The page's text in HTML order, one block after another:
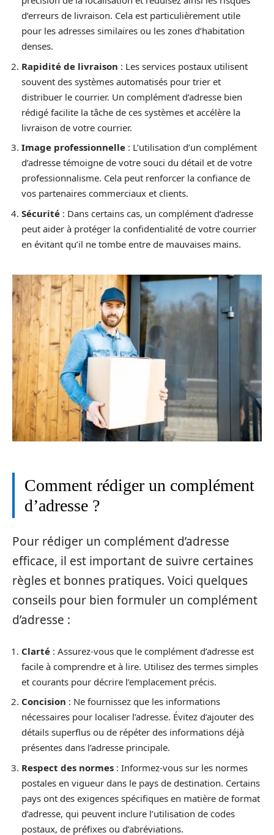
d’erreurs de livraison. Cela est particulièrement utile
pour les adresses similaires ou les zones d’habitation
denses.
Rapidité de livraison : Les services postaux utilisent
souvent des systèmes automatisés pour trier et
distribuer le courrier. Un complément d’adresse bien
rédigé facilite la tâche de ces systèmes et accélère la
livraison de votre courrier.
Image professionnelle : L’utilisation d’un complément
d’adresse témoigne de votre souci du détail et de votre
professionnalisme. Cela peut renforcer la confiance de
vos partenaires commerciaux et clients.
Sécurité : Dans certains cas, un complément d’adresse
peut aider à protéger la confidentialité de votre courrier
en évitant qu’il ne tombe entre de mauvaises mains.
Comment rédiger un complément
d’adresse ?
Pour rédiger un complément d’adresse
efficace, il est important de suivre certaines
règles et bonnes pratiques. Voici quelques
conseils pour bien formuler un complément
d’adresse :
Clarté : Assurez-vous que le complément d’adresse est
facile à comprendre et à lire. Utilisez des termes simples
et courants pour décrire l’emplacement précis.
Concision : Ne fournissez que les informations
nécessaires pour localiser l’adresse. Évitez d’ajouter des
détails superflus ou de répéter des informations déjà
présentes dans l’adresse principale.
Respect des normes : Informez-vous sur les normes
postales en vigueur dans le pays de destination. Certains
pays ont des exigences spécifiques en matière de format
d’adresse, qui peuvent inclure l’utilisation de codes
postaux, de préfixes ou d’abréviations.